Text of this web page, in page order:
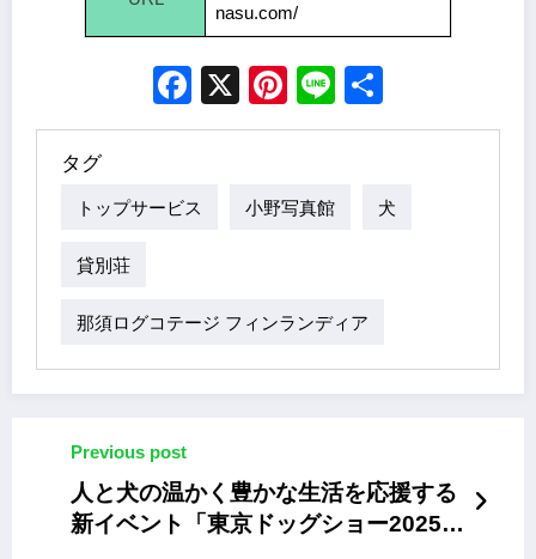
nasu.com/
Facebook
X Pinterest
Line
タグ
トップサービス 小野写真館 犬
貸別荘
那須ログコテージ フィンランディア
Previous post
人と犬の温かく豊かな生活を応援する
新イベント「東京ドッグショー2025」